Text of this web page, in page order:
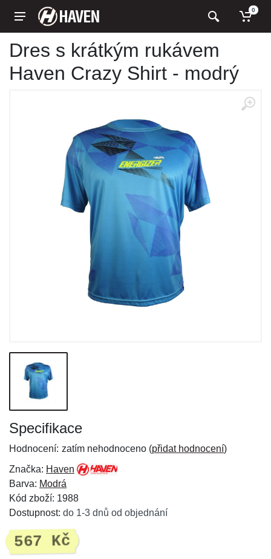
0
Dres s krátkým rukávem
Haven Crazy Shirt - modrý
Specifikace
Hodnocení: zatím nehodnoceno (přidat hodnocení)
Značka: Haven
Barva: Modrá
Kód zboží: 1988
Dostupnost: do 1-3 dnů od objednání
567 Kč